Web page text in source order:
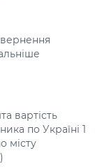
вартість
по Україні 1
місту